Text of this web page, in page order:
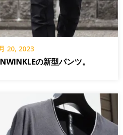
20, 2023
の新型パンツ。